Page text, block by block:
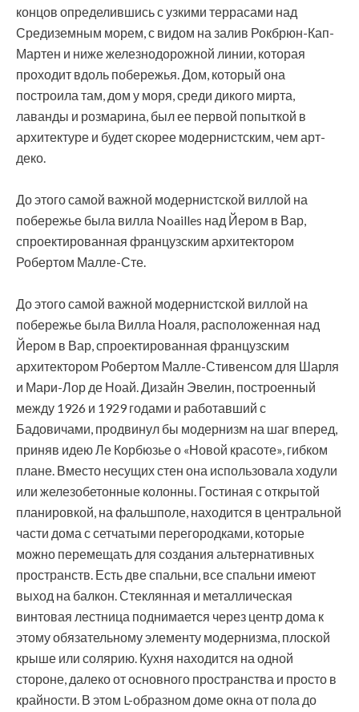
концов определившись с узкими террасами над
Средиземным морем, с видом на залив Рокбрюн-Кап-
Мартен и ниже железнодорожной линии, которая
проходит вдоль побережья. Дом, который она
построила там, дом у моря, среди дикого мирта,
лаванды и розмарина, был ее первой попыткой в ​​
архитектуре и будет скорее модернистским, чем арт-
деко.
До этого самой важной модернистской виллой на
побережье была вилла Noailles над Йером в Вар,
спроектированная французским архитектором
Робертом Малле-Сте.
До этого самой важной модернистской виллой на
побережье была Вилла Ноаля, расположенная над
Йером в Вар, спроектированная французским
архитектором Робертом Малле-Стивенсом для Шарля
и Мари-Лор де Ноай. Дизайн Эвелин, построенный
между 1926 и 1929 годами и работавший с
Бадовичами, продвинул бы модернизм на шаг вперед,
приняв идею Ле Корбюзье о «Новой красоте», гибком
плане. Вместо несущих стен она использовала ходули
или железобетонные колонны. Гостиная с открытой
планировкой, на фальшполе, находится в центральной
части дома с сетчатыми перегородками, которые
можно перемещать для создания альтернативных
пространств. Есть две спальни, все спальни имеют
выход на балкон. Стеклянная и металлическая
винтовая лестница поднимается через центр дома к
этому обязательному элементу модернизма, плоской
крыше или солярию. Кухня находится на одной
стороне, далеко от основного пространства и просто в
крайности. В этом L-образном доме окна от пола до